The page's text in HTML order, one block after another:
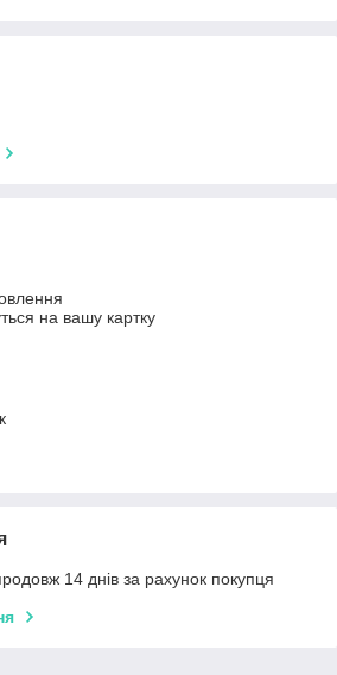
на вашу картку
14 днів за рахунок покупця